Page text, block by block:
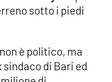
sotto i piedi
è politico, ma
di Bari ed